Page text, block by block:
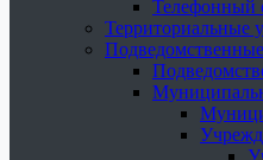
Телефонный
Территориальные